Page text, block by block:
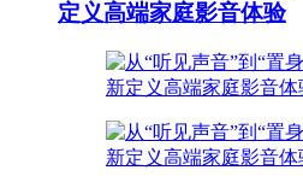
定义高端家庭影音体验